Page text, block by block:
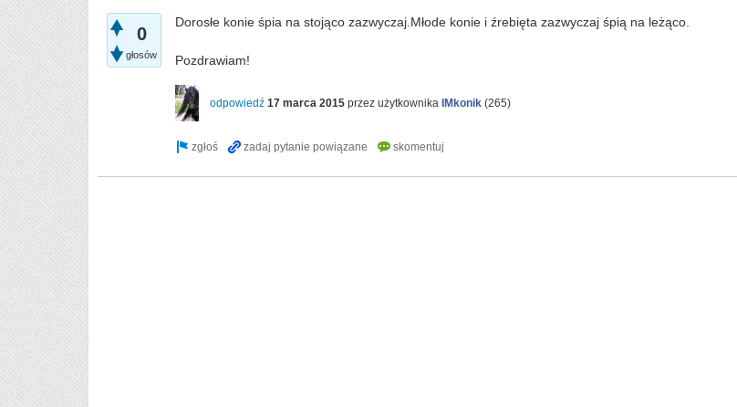
0
głosów
Dorosłe konie śpia na stojąco zazwyczaj.Młode konie i źrebięta zazwyczaj śpią na leżąco.
Pozdrawiam!
odpowiedź 17 marca 2015 przez użytkownika IMkonik (265)